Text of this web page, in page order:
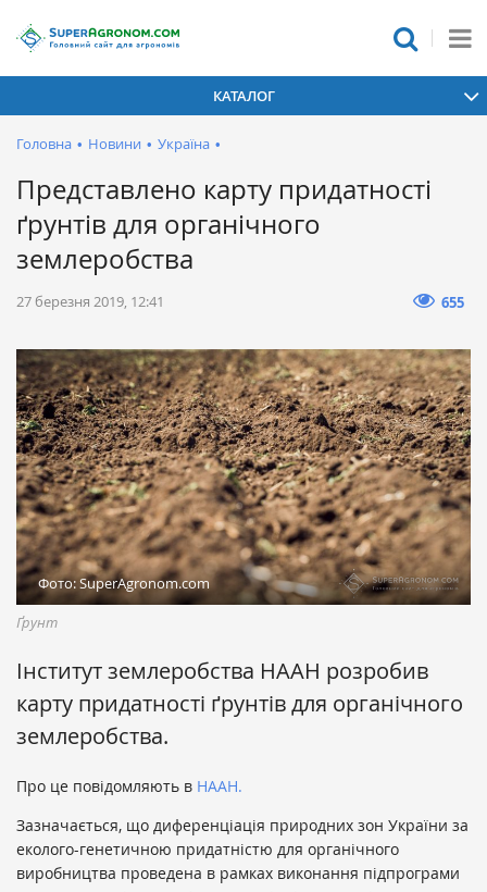
КАТАЛОГ
Головна • Новини • Україна •
Представлено карту придатності
ґрунтів для органічного
землеробства
27 березня 2019, 12:41 655
Фото: SuperAgronom.com
Ґрунт
Інститут землеробства НААН розробив
карту придатності ґрунтів для органічного
землеробства.
Про це повідомляють в НААН.
Зазначається, що диференціація природних зон України за
еколого-генетичною придатністю для органічного
виробництва проведена в рамках виконання підпрограми